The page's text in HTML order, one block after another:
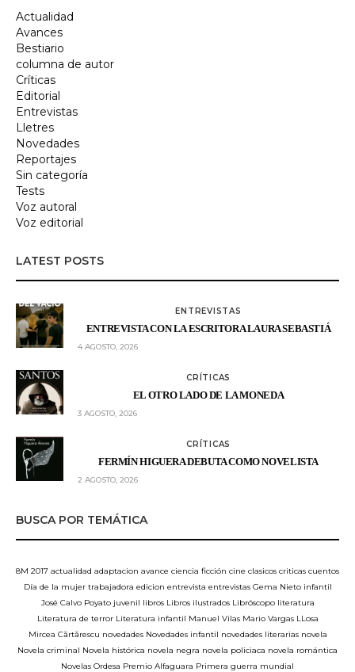
Actualidad
Avances
Bestiario
columna de autor
Críticas
Editorial
Entrevistas
Lletres
Novedades
Reportajes
Sin categoría
Tests
Voz autoral
Voz editorial
LATEST POSTS
ENTREVISTAS
ENTREVISTA CON LA ESCRITORA LAURA SEBASTIÁ
4 AGOSTO, 2026
CRÍTICAS
EL OTRO LADO DE LA MONEDA
3 AGOSTO, 2026
CRÍTICAS
FERMÍN HIGUERA DEBUTA COMO NOVELISTA
2 AGOSTO, 2026
BUSCA POR TEMÁTICA
8M 2017 actualidad adaptacion avance ciencia ficción cine clasicos criticas cuentos
Día de la mujer trabajadora edicion entrevista entrevistas Gema Nieto infantil
José Calvo Poyato juvenil libros Libros ilustrados Libróscopo literatura
Literatura de terror Literatura infantil Manuel Vilas Mario Vargas LLosa
Mircea Cărtărescu novedades Novedades infantil novedades literarias novela
Novela criminal Novela histórica novela negra novela policiaca novela romántica
Novelas Ordesa Premio Alfaguara Primera guerra mundial